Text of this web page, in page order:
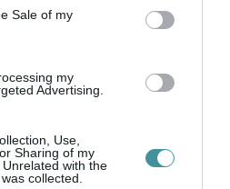
Sale of my
my
Advertising.
Use,
Sharing of my
with the
collected.
a hazudozás. Nem
vezető miként
szemébe hazudik a
tisztában
Nagyon helyesen
érdekéért, de a nyílt